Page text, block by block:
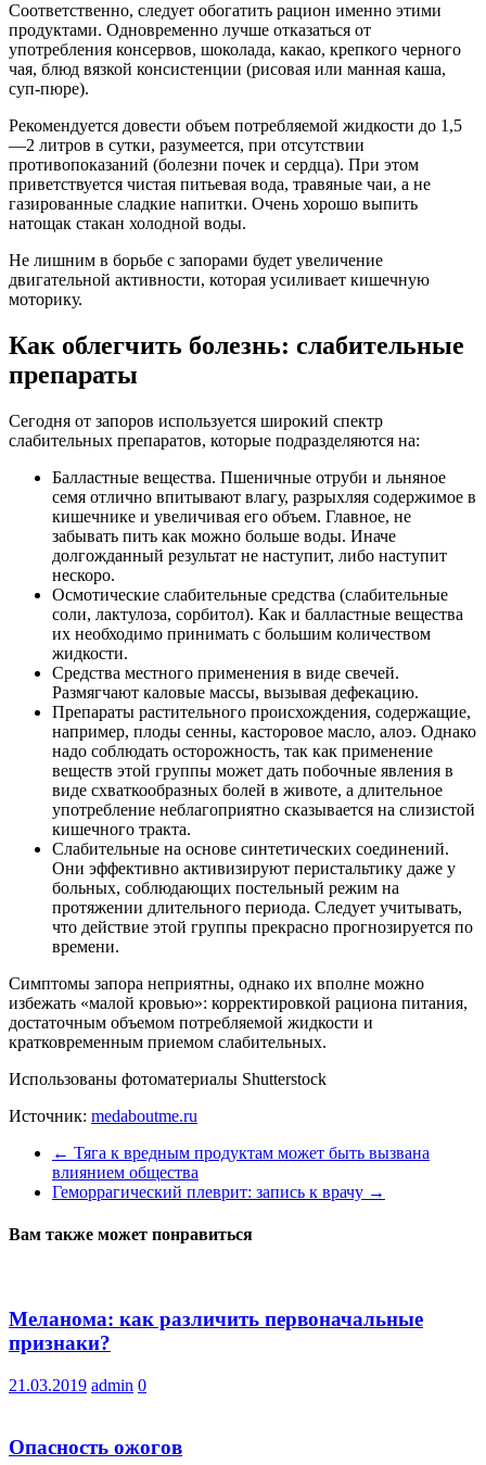
Соответственно, следует обогатить рацион именно этими
продуктами. Одновременно лучше отказаться от
употребления консервов, шоколада, какао, крепкого черного
чая, блюд вязкой консистенции (рисовая или манная каша,
суп-пюре).
Рекомендуется довести объем потребляемой жидкости до 1,5
—2 литров в сутки, разумеется, при отсутствии
противопоказаний (болезни почек и сердца). При этом
приветствуется чистая питьевая вода, травяные чаи, а не
газированные сладкие напитки. Очень хорошо выпить
натощак стакан холодной воды.
Не лишним в борьбе с запорами будет увеличение
двигательной активности, которая усиливает кишечную
моторику.
Как облегчить болезнь: слабительные
препараты
Сегодня от запоров используется широкий спектр
слабительных препаратов, которые подразделяются на:
Балластные вещества. Пшеничные отруби и льняное
семя отлично впитывают влагу, разрыхляя содержимое в
кишечнике и увеличивая его объем. Главное, не
забывать пить как можно больше воды. Иначе
долгожданный результат не наступит, либо наступит
нескоро.
Осмотические слабительные средства (слабительные
соли, лактулоза, сорбитол). Как и балластные вещества
их необходимо принимать с большим количеством
жидкости.
Средства местного применения в виде свечей.
Размягчают каловые массы, вызывая дефекацию.
Препараты растительного происхождения, содержащие,
например, плоды сенны, касторовое масло, алоэ. Однако
надо соблюдать осторожность, так как применение
веществ этой группы может дать побочные явления в
виде схваткообразных болей в животе, а длительное
употребление неблагоприятно сказывается на слизистой
кишечного тракта.
Слабительные на основе синтетических соединений.
Они эффективно активизируют перистальтику даже у
больных, соблюдающих постельный режим на
протяжении длительного периода. Следует учитывать,
что действие этой группы прекрасно прогнозируется по
времени.
Симптомы запора неприятны, однако их вполне можно
избежать «малой кровью»: корректировкой рациона питания,
достаточным объемом потребляемой жидкости и
кратковременным приемом слабительных.
Использованы фотоматериалы Shutterstock
Источник: medaboutme.ru
← Тяга к вредным продуктам может быть вызвана
влиянием общества
Геморрагический плеврит: запись к врачу →
Вам также может понравиться
Меланома: как различить первоначальные
признаки?
21.03.2019 admin 0
Опасность ожогов